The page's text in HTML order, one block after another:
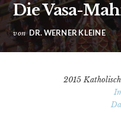
Die Vasa-
von DR. WERNER KLEINE
2015